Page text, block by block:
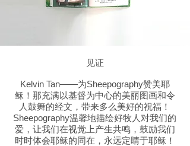
见证
Kelvin Tan——为Sheepography赞美耶
稣！那充满以基督为中心的美丽图画和令
人鼓舞的经文，带来多么美好的祝福！
Sheepography温馨地描绘好牧人对我们的
爱，让我们在视觉上产生共鸣，鼓励我们
时时体会耶稣的同在，永远定睛于耶稣！